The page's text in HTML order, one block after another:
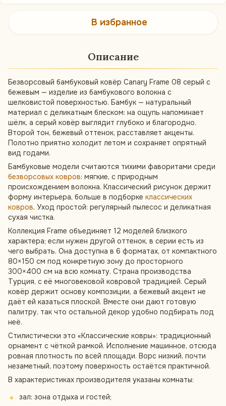
В избранное
Описание
Безворсовый бамбуковый ковёр Canary Frame 08 серый с
бежевым — изделие из бамбукового волокна с
шелковистой поверхностью. Бамбук — натуральный
материал с деликатным блеском: на ощупь напоминает
шёлк, а серый ковёр выглядит глубоко и благородно.
Второй тон, бежевый оттенок, расставляет акценты.
Полотно приятно холодит летом и сохраняет опрятный
вид годами.
Бамбуковые модели считаются тихими фаворитами среди
безворсовых ковров: мягкие, с природным
происхождением волокна. Классический рисунок держит
форму интерьера, больше в подборке классических
ковров. Уход простой: регулярный пылесос и деликатная
сухая чистка.
Коллекция Frame объединяет 12 моделей близкого
характера; если нужен другой оттенок, в серии есть из
чего выбрать. Она доступна в 6 форматах, от компактного
80×150 см под конкретную зону до просторного
300×400 см на всю комнату. Страна производства
Турция, с её многовековой ковровой традицией. Серый
ковёр держит основу композиции, а бежевый акцент не
даёт ей казаться плоской. Вместе они дают готовую
палитру, так что остальной декор удобно подбирать под
неё.
Стилистически это «Классические ковры»: традиционный
орнамент с чёткой рамкой. Исполнение машинное, отсюда
ровная плотность по всей площади. Ворс низкий, почти
незаметный, поэтому поверхность остаётся практичной.
В характеристиках производителя указаны комнаты:
зал: зона отдыха и гостей;